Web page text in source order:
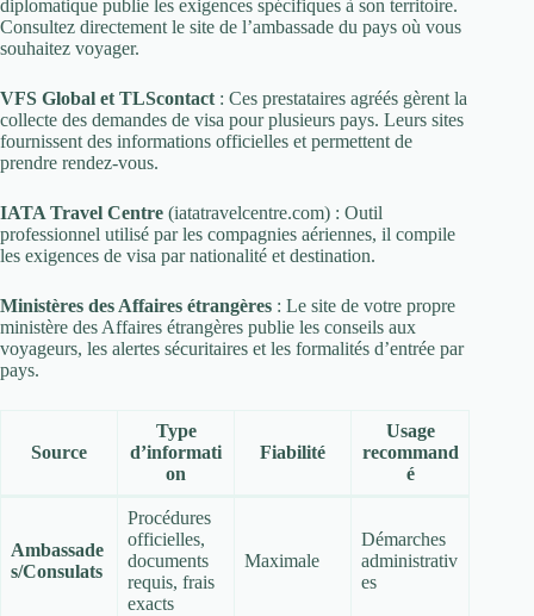
diplomatique publie les exigences spécifiques à son territoire.
Consultez directement le site de l’ambassade du pays où vous
souhaitez voyager.
VFS Global et TLScontact: Ces prestataires agréés gèrent la
collecte des demandes de visa pour plusieurs pays. Leurs sites
fournissent des informations officielles et permettent de
prendre rendez-vous.
IATA Travel Centre (iatatravelcentre.com) : Outil
professionnel utilisé par les compagnies aériennes, il compile
les exigences de visa par nationalité et destination.
Ministères des Affaires étrangères : Le site de votre propre
ministère des Affaires étrangères publie les conseils aux
voyageurs, les alertes sécuritaires et les formalités d’entrée par
pays.
Source
Type
d’informati
on
Fiabilité
Usage
recommand
é
Ambassade
s/Consulats
Procédures
officielles,
documents
requis, frais
exacts
Maximale
Démarches
administrativ
es